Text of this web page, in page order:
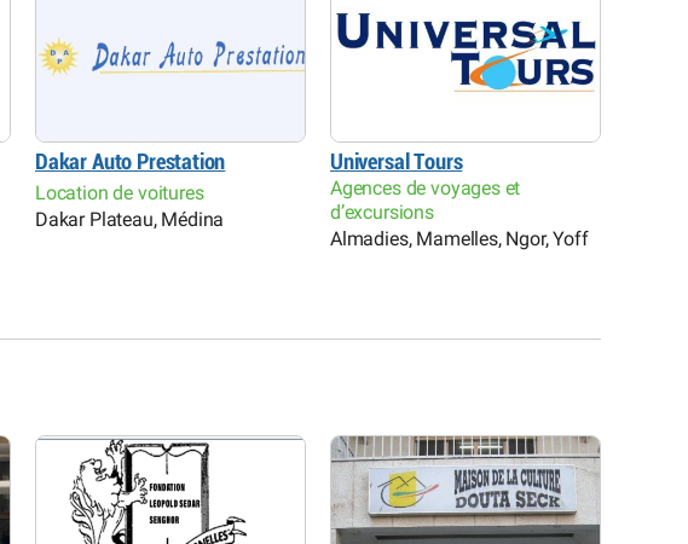
Dakar Auto Prestation
Location de voitures
Dakar Plateau, Médina
Universal Tours
Agences de voyages et
d’excursions
Almadies, Mamelles, Ngor, Yoff